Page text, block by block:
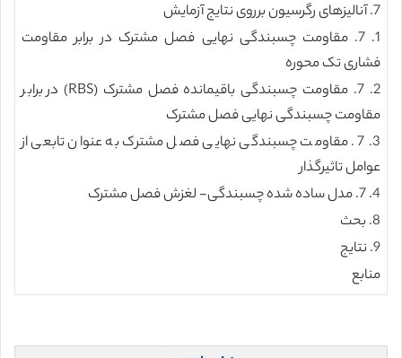
7. آنالیزهای رگرسیون برروی نتایج آزمایش
1. 7. مقاومت چسبندگی نهایی فصل مشترک در برابر مقاومت
فشاری تک محوره
2. 7. مقاومت چسبندگی باقیمانده فصل مشترک (RBS) در برابر
مقاومت چسبندگی نهایی فصل مشترک
3. 7. مقاومت چسبندگی نهایی فصل مشترک به عنوان تابعی از
عوامل تاثیرگذار
4. 7. مدل ساده شده چسبندگی- لغزش فصل مشترک
8. بحث
9. نتایج
منابع